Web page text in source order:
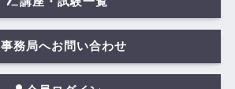
事務局へお問い合わせ